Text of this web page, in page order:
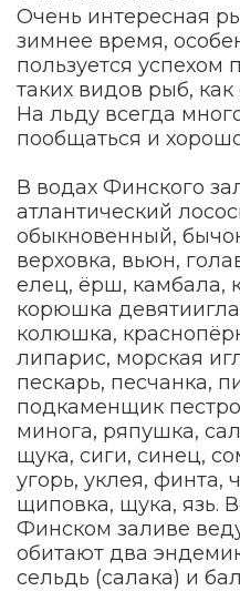
Очень интересная
зимнее время,
пользуется успехом
таких видов рыб, как
На льду всегда
пообщаться и
В водах Финского
атлантический
обыкновенный,
верховка, вьюн,
елец, ёрш, камбала,
корюшка
колюшка,
липарис, морская
пескарь, песчанка,
подкаменщик
минога, ряпушка,
щука, сиги, синец,
угорь, уклея, финта,
щиповка, щука, язь.
Финском заливе
обитают два
сельдь (салака) и